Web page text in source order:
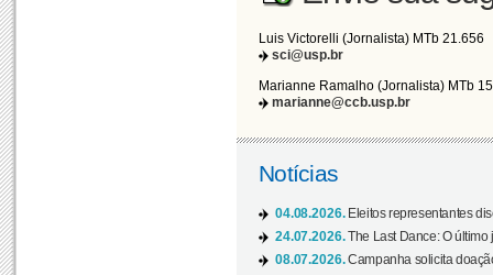
Luis Victorelli (Jornalista) MTb 21.656
sci@usp.br
Marianne Ramalho (Jornalista) MTb
marianne@ccb.usp.br
Notícias
04.08.2026. Eleitos representantes
24.07.2026.The Last Dance: O
08.07.2026.Campanha solicita